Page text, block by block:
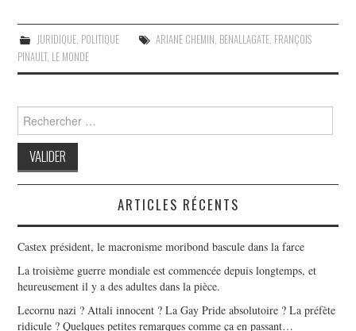
JURIDIQUE, POLITIQUE ARIANE CHEMIN, BENALLAGATE, FRANÇOIS
PINAULT, LE MONDE
Search
for:
ARTICLES RÉCENTS
Castex président, le macronisme moribond bascule dans la farce
La troisième guerre mondiale est commencée depuis longtemps, et
heureusement il y a des adultes dans la pièce.
Lecornu nazi ? Attali innocent ? La Gay Pride absolutoire ? La préfète
ridicule ? Quelques petites remarques comme ça en passant…